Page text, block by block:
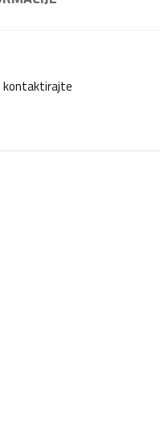
kontaktirajte